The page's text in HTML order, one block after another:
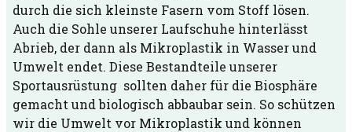
durch die sich kleinste Fasern vom Stoff lösen.
Auch die Sohle unserer Laufschuhe hinterlässt
Abrieb, der dann als Mikroplastik in Wasser und
Umwelt endet. Diese Bestandteile unserer
Sportausrüstung sollten daher für die Biosphäre
gemacht und biologisch abbaubar sein. So schützen
wir die Umwelt vor Mikroplastik und können